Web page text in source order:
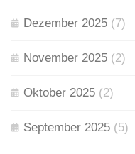
Dezember 2025 (7)
November 2025 (2)
Oktober 2025 (2)
September 2025 (5)